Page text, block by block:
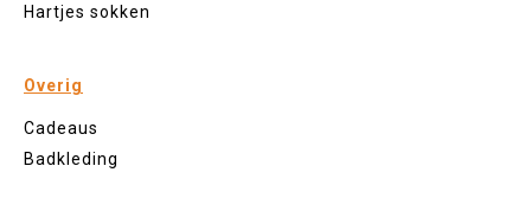
Hartjes sokken
Overig
Cadeaus
Badkleding